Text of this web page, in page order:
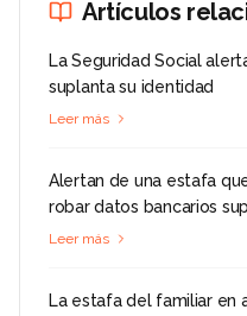
Artículos
La Seguridad Social
suplanta su identidad
Leer más
Alertan de una estafa
robar datos bancarios
Leer más
La estafa del familiar en